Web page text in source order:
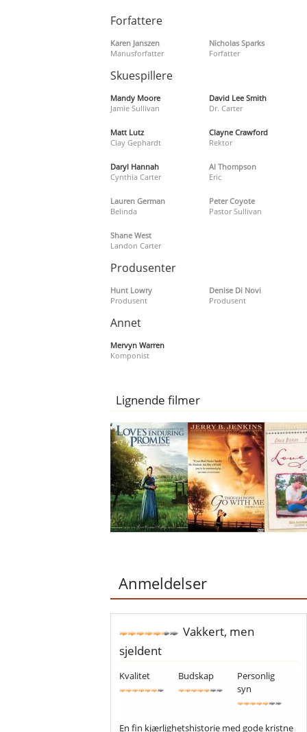
Forfattere
Karen Janszen
Manusforfatter
Nicholas Sparks
Forfatter
Skuespillere
Mandy Moore
Jamie Sullivan
David Lee Smith
Dr. Carter
Matt Lutz
Clay Gephardt
Clayne Crawford
Rektor
Daryl Hannah
Cynthia Carter
Al Thompson
Eric
Lauren German
Belinda
Peter Coyote
Pastor Sullivan
Shane West
Landon Carter
Produsenter
Hunt Lowry
Produsent
Denise Di Novi
Produsent
Annet
Mervyn Warren
Komponist
Lignende filmer
Anmeldelser
Vakkert, men
sjeldent
Kvalitet Budskap
Personlig
syn
En fin kjærlighetshistorie med gode kristne